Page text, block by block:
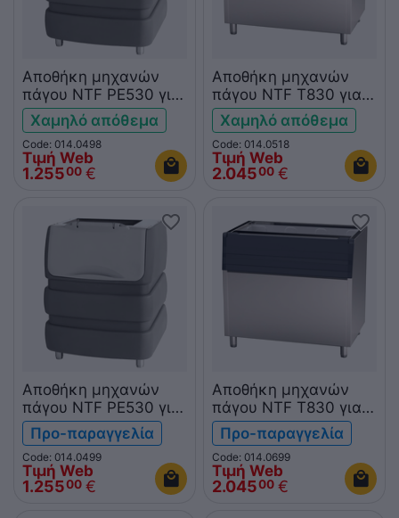
Αποθήκη μηχανών
πάγου NTF PE530 για
CM350
Χαμηλό απόθεμα
Code: 014.0498
Τιμή Web
1.25500 €
Αποθήκη μηχανών
πάγου NTF T830 για
CM650 και CV1650
Χαμηλό απόθεμα
Code: 014.0518
Τιμή Web
2.04500 €
Αποθήκη μηχανών
πάγου NTF PE530 για
CV950
Προ-παραγγελία
Code: 014.0499
Τιμή Web
1.25500 €
Αποθήκη μηχανών
πάγου NTF T830 για
GM1200
Προ-παραγγελία
Code: 014.0699
Τιμή Web
2.04500 €